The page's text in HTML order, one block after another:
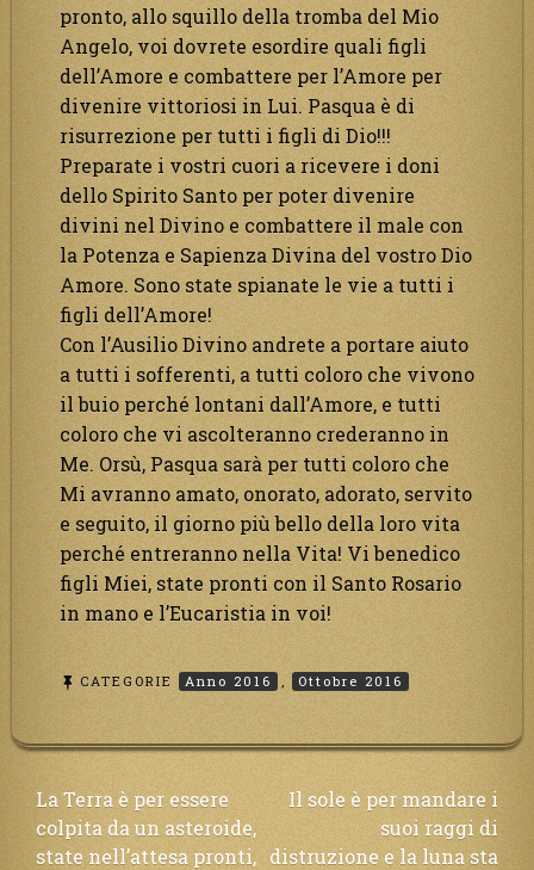
pronto, allo squillo della tromba del Mio
Angelo, voi dovrete esordire quali figli
dell’Amore e combattere per l’Amore per
divenire vittoriosi in Lui. Pasqua è di
risurrezione per tutti i figli di Dio!!!
Preparate i vostri cuori a ricevere i doni
dello Spirito Santo per poter divenire
divini nel Divino e combattere il male con
la Potenza e Sapienza Divina del vostro Dio
Amore. Sono state spianate le vie a tutti i
figli dell’Amore!
Con l’Ausilio Divino andrete a portare aiuto
a tutti i sofferenti, a tutti coloro che vivono
il buio perché lontani dall’Amore, e tutti
coloro che vi ascolteranno crederanno in
Me. Orsù, Pasqua sarà per tutti coloro che
Mi avranno amato, onorato, adorato, servito
e seguito, il giorno più bello della loro vita
perché entreranno nella Vita! Vi benedico
figli Miei, state pronti con il Santo Rosario
in mano e l’Eucaristia in voi!
CATEGORIE Anno 2016 , Ottobre 2016
Navigazione
articoli
La Terra è per essere
colpita da un asteroide,
state nell’attesa pronti,
Il sole è per mandare i
suoi raggi di
distruzione e la luna sta